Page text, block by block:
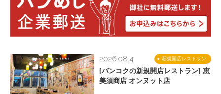
新規開店レストラン
2026.08.4
[バンコクの新規開店レストラン] 恵
美須商店 オンヌット店